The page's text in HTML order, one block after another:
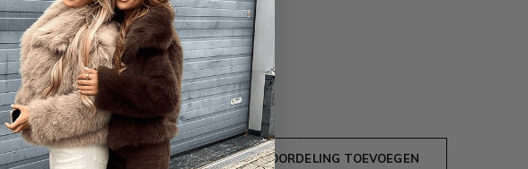
JE BEOORDELING TOEVOEGEN